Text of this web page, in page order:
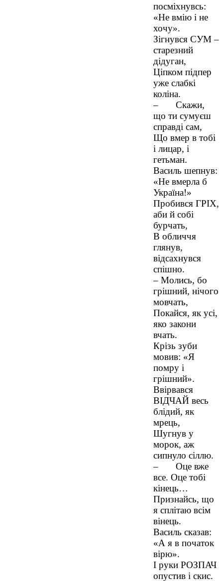
посміхнувсь:
«Не вмію і не
хочу».
Зігнувся СУМ –
старезний
дідуган,
Ціпком підпер
уже слабкі
коліна.
– Скажи,
що ти сумуєш
справді сам,
Що вмер в тобі
і лицар, і
гетьман.
Василь шепнув:
«Не вмерла б
Україна!»
Пробився ГРІХ,
аби й собі
бурчать,
В обличчя
глянув,
відсахнувся
спішно.
– Молись, бо
грішний, нічого
мовчать,
Покайся, як усі,
яко закони
вчать.
Крізь зуби
мовив: «Я
помру і
грішний».
Ввірвався
ВІДЧАЙ весь
блідий, як
мрець,
Шугнув у
морок, аж
сипнуло сіллю.
– Оце вже
все. Оце тобі
кінець…
Признайсь, що
я сплітаю всім
вінець.
Василь сказав:
«А я в початок
вірю».
І руки РОЗПАЧ
опустив і скис.